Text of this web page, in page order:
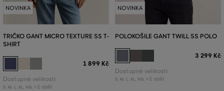
NOVINKA
TRIČKO GANT MICRO TEXTURE SS T-
SHIRT
1 899 Kč
Dostupné velikosti:
S, M L XL XXL +2 další
NOVINKA
POLOKOŠILE GANT TWILL SS POLO
3 299 Kč
Dostupné velikosti:
S, M L XL XXL +2 další